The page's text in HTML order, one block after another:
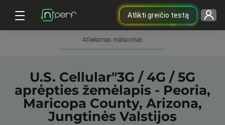
Atlikti greičio testą
Atliekamas matavimas
U.S. Cellular"3G / 4G / 5G
aprėpties žemėlapis - Peoria,
Maricopa County, Arizona,
Jungtinės Valstijos